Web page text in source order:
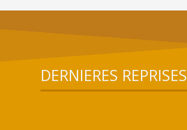
DERNIERES REPRISES